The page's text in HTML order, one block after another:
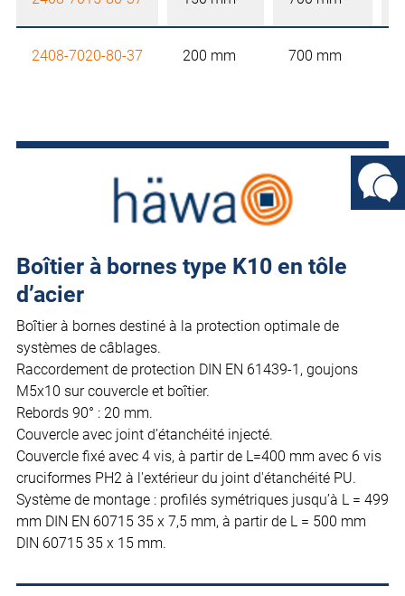
2408-7020-80-37 200 mm 700 mm
Boîtier à bornes type K10 en tôle
d’acier
Boîtier à bornes destiné à la protection optimale de
systèmes de câblages.
Raccordement de protection DIN EN 61439-1, goujons
M5x10 sur couvercle et boîtier.
Rebords 90° : 20 mm.
Couvercle avec joint d’étanchéité injecté.
Couvercle fixé avec 4 vis, à partir de L=400 mm avec 6 vis
cruciformes PH2 à l'extérieur du joint d'étanchéité PU.
Système de montage : profilés symétriques jusqu’à L = 499
mm DIN EN 60715 35 x 7,5 mm, à partir de L = 500 mm
DIN 60715 35 x 15 mm.